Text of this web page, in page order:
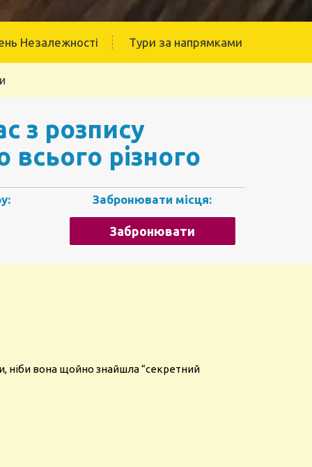
Незалежності Тури за напрямками
з розпису
всього різного
Забронювати місця:
Забронювати
ніби вона щойно знайшла “секретний